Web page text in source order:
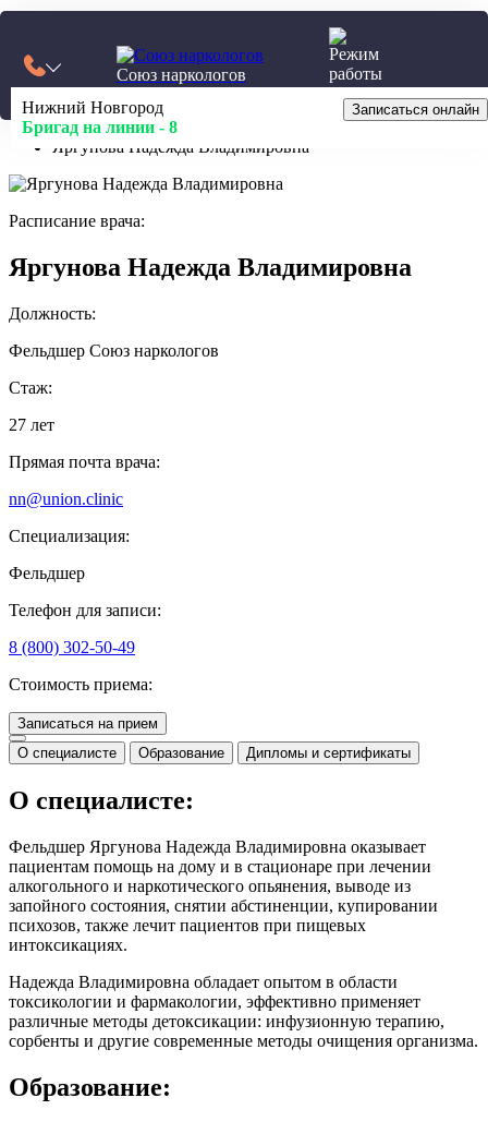
Калькулятор
Союз наркологов
24/7
Нижний Новгород
Бригад на линии - 8
Записаться онлайн
Главная
Врачи
Яргунова Надежда Владимировна
Расписание врача:
Яргунова Надежда Владимировна
Должность:
Фельдшер Союз наркологов
Стаж:
27 лет
Прямая почта врача:
nn@union.clinic
Специализация:
Фельдшер
Телефон для записи:
8 (800) 302-50-49
Стоимость приема:
Записаться на прием
О специалисте
Образование Дипломы и сертификаты
О специалисте:
Фельдшер Яргунова Надежда Владимировна оказывает
пациентам помощь на дому и в стационаре при лечении
алкогольного и наркотического опьянения, выводе из
запойного состояния, снятии абстиненции, купировании
психозов, также лечит пациентов при пищевых
интоксикациях.
Надежда Владимировна обладает опытом в области
токсикологии и фармакологии, эффективно применяет
различные методы детоксикации: инфузионную терапию,
сорбенты и другие современные методы очищения организма.
Образование: